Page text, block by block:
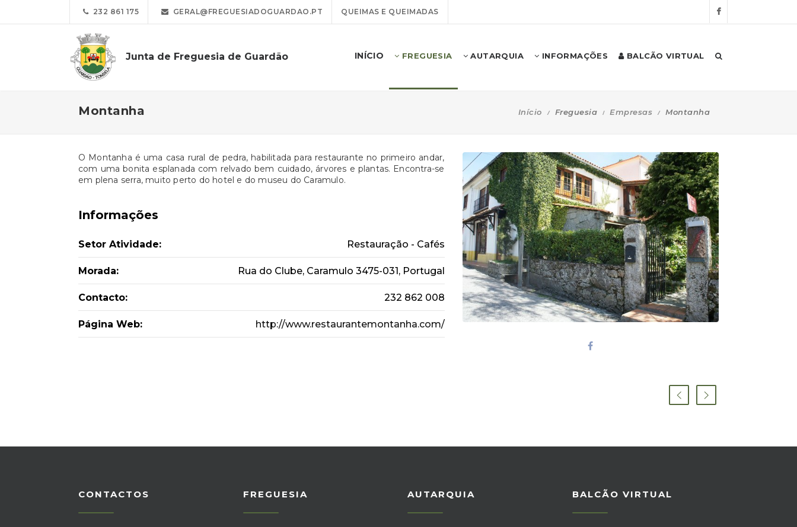
232 861 175 GERAL@FREGUESIADOGUARDAO.PT QUEIMAS E QUEIMADAS
Junta de Freguesia de Guardão INÍCIO FREGUESIA AUTARQUIA INFORMAÇÕES BALCÃO VIRTUAL
Montanha Início Freguesia Empresas Montanha
O Montanha é uma casa rural de pedra, habilitada para restaurante no primeiro andar,
com uma bonita esplanada com relvado bem cuidado, árvores e plantas. Encontra-se
em plena serra, muito perto do hotel e do museu do Caramulo.
Informações
Setor Atividade: Restauração - Cafés
Morada: Rua do Clube, Caramulo 3475-031, Portugal
Contacto: 232 862 008
Página Web: http://www.restaurantemontanha.com/
CONTACTOS FREGUESIA AUTARQUIA BALCÃO VIRTUAL